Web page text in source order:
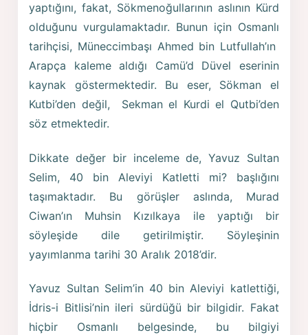
yaptığını, fakat, Sökmenoğullarının aslının Kürd
olduğunu vurgulamaktadır. Bunun için Osmanlı
tarihçisi, Müneccimbaşı Ahmed bin Lutfullah’ın
Arapça kaleme aldığı Camü’d Düvel eserinin
kaynak göstermektedir. Bu eser, Sökman el
Kutbi’den değil, Sekman el Kurdi el Qutbi’den
söz etmektedir.
Dikkate değer bir inceleme de, Yavuz Sultan
Selim, 40 bin Aleviyi Katletti mi? başlığını
taşımaktadır. Bu görüşler aslında, Murad
Ciwan’ın Muhsin Kızılkaya ile yaptığı bir
söyleşide dile getirilmiştir. Söyleşinin
yayımlanma tarihi 30 Aralık 2018’dir.
Yavuz Sultan Selim’in 40 bin Aleviyi katlettiği,
İdris-i Bitlisi’nin ileri sürdüğü bir bilgidir. Fakat
hiçbir Osmanlı belgesinde, bu bilgiyi